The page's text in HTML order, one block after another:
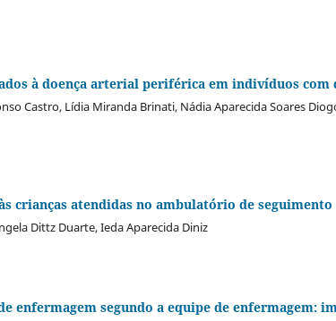
à doença arterial periférica em indivíduos
Castro, Lídia Miranda Brinati, Nádia Aparecida Soares
crianças atendidas no ambulatório de seguimento
Dittz Duarte, Ieda Aparecida Diniz
enfermagem segundo a equipe de enfermagem: